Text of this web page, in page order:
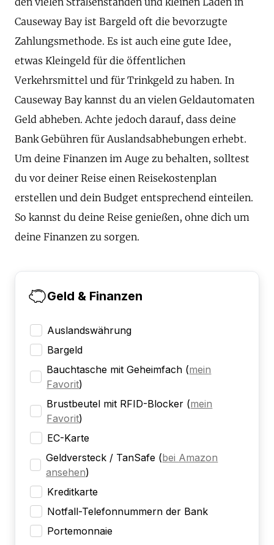
Causeway Bay ist Bargeld oft die bevorzugte
Zahlungsmethode. Es ist auch eine gute Idee,
etwas Kleingeld für die öffentlichen
Verkehrsmittel und für Trinkgeld zu haben. In
Causeway Bay kannst du an vielen Geldautomaten
Geld abheben. Achte jedoch darauf, dass deine
Bank Gebühren für Auslandsabhebungen erhebt.
Um deine Finanzen im Auge zu behalten, solltest
du vor deiner Reise einen Reisekostenplan
erstellen und dein Budget entsprechend einteilen.
So kannst du deine Reise genießen, ohne dich um
deine Finanzen zu sorgen.
Geld & Finanzen
Auslandswährung
Bargeld
Bauchtasche mit Geheimfach (mein
Favorit)
Brustbeutel mit RFID-Blocker (mein
Favorit)
EC-Karte
Geldversteck / TanSafe (bei Amazon
ansehen)
Kreditkarte
Notfall-Telefonnummern der Bank
Portemonnaie